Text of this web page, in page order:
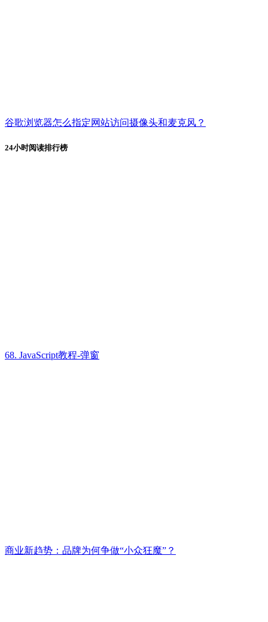
谷歌浏览器怎么指定网站访问摄像头和麦克风？
24小时阅读排行榜
68. JavaScript教程-弹窗
商业新趋势：品牌为何争做“小众狂魔”？